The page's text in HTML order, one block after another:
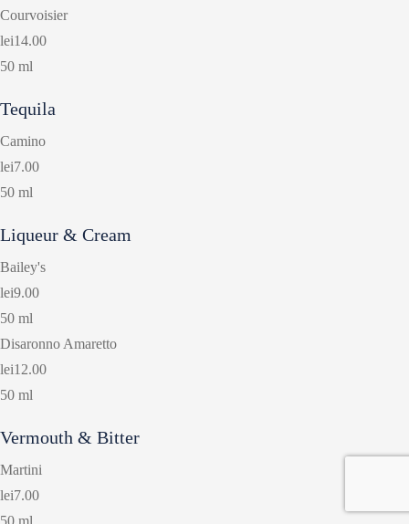
Courvoisier
lei14.00
50 ml
Tequila
Camino
lei7.00
50 ml
Liqueur & Cream
Bailey's
lei9.00
50 ml
Disaronno Amaretto
lei12.00
50 ml
Vermouth & Bitter
Martini
lei7.00
50 ml